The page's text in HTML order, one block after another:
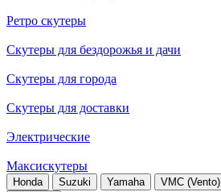
Ретро скутеры
Скутеры для бездорожья и дачи
Скутеры для города
Скутеры для доставки
Электрические
Максискутеры
Honda Suzuki Yamaha VMC (Vento)